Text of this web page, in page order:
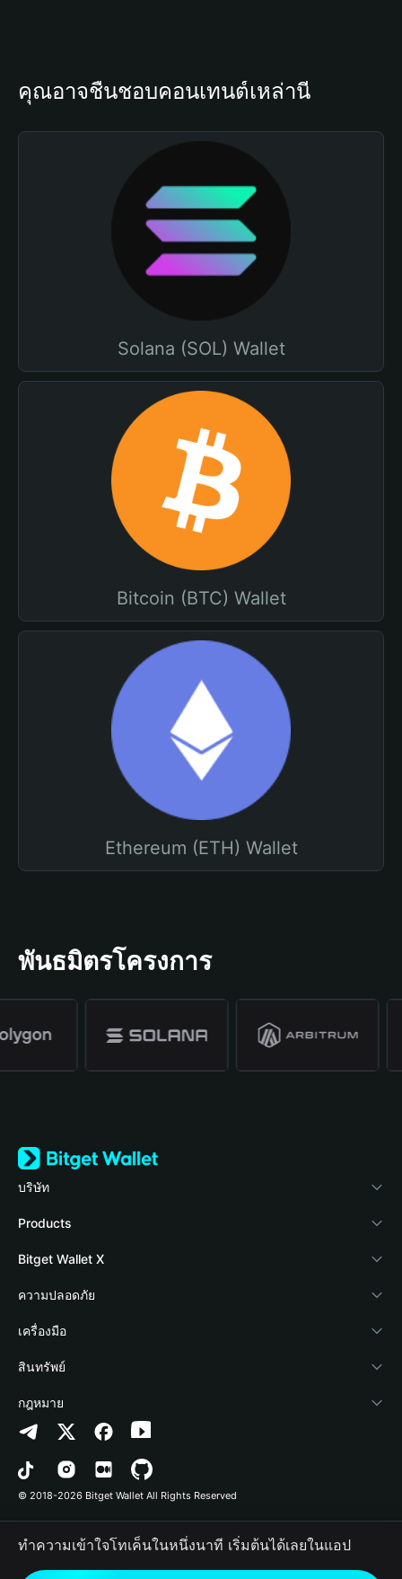
คุณอาจชื่นชอบคอนเทนต์เหล่านี้
Solana (SOL) Wallet
Bitcoin (BTC) Wallet
Ethereum (ETH) Wallet
พันธมิตรโครงการ
บริษัท
เกี่ยวกับ Bitget Wallet
Blog
Academy
ข่าวสารด้านคริปโต
ศูนย์ช่วยเหลือ
ติดต่อเรา
ทรัพยากรข้อมูลของแบรนด์
อาชีพ
Products
Crypto Card
Stablecoin Earn
Payfi Crypto
Crypto Swap API
Altcoin Season Index
Prediction Markets
DApp
RWA
Bitget Wallet X
นักพัฒนา
เชื่อมต่อ Wallet
Bitget Wallet Pay
ลิสต์โปรเจกต์
ความปลอดภัย
Protection Fund
เทคโนโลยีความปลอดภัย
เครื่องมือ
ซื้อคริปโต
การตรวจจับการอนุญาต
การตรวจจับสัญญา
การโอนเป็นชุด
สินทรัพย์
Arbitrum
Avalanche
Bitcoin
Polygon
กฎหมาย
นโยบายความเป็นส่วนตัว
ข้อตกลงในการใช้บริการ
© 2018-2026 Bitget Wallet All Rights Reserved
ทำความเข้าใจโทเค็นในหนึ่งนาที เริ่มต้นได้เลยในแอป